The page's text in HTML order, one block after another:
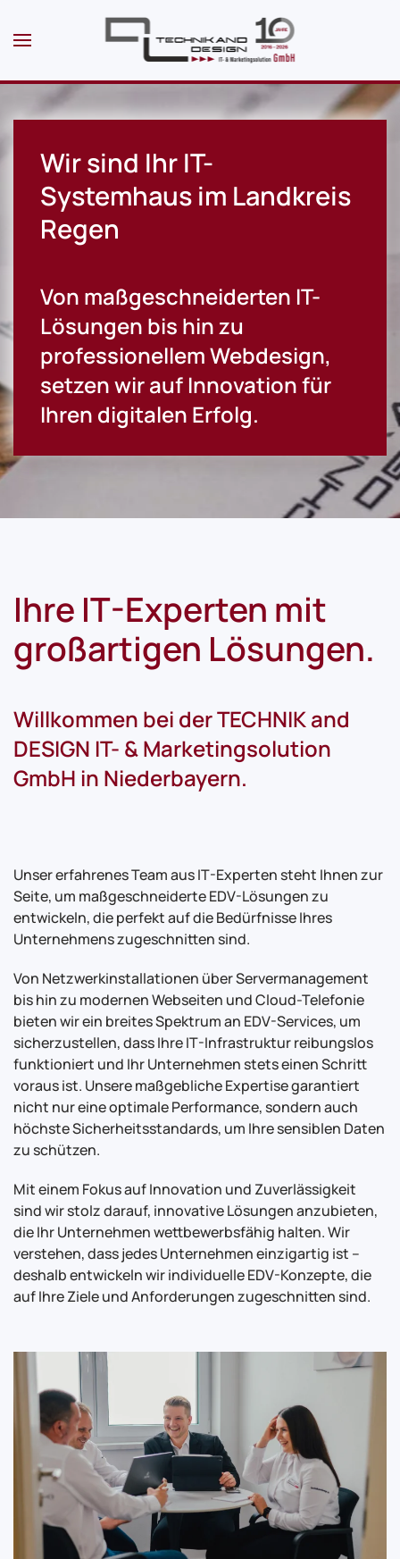
Skip to main content
Wir sind Ihr IT-
Systemhaus im Landkreis
Regen
Von maßgeschneiderten IT-
Lösungen bis hin zu
professionellem Webdesign,
setzen wir auf Innovation für
Ihren digitalen Erfolg.
Ihre IT-Experten mit
großartigen Lösungen.
Willkommen bei derTECHNIK and
DESIGN IT- & Marketingsolution
GmbH in Niederbayern.
Unser erfahrenes Team aus IT-Experten steht Ihnen zur
Seite, um maßgeschneiderte EDV-Lösungen zu
entwickeln, die perfekt auf die Bedürfnisse Ihres
Unternehmens zugeschnitten sind.
Von Netzwerkinstallationen über Servermanagement
bis hin zu modernen Webseiten und Cloud-Telefonie
bieten wir ein breites Spektrum an EDV-Services, um
sicherzustellen, dass Ihre IT-Infrastruktur reibungslos
funktioniert und Ihr Unternehmen stets einen Schritt
voraus ist. Unsere maßgebliche Expertise garantiert
nicht nur eine optimale Performance, sondern auch
höchste Sicherheitsstandards, um Ihre sensiblen Daten
zu schützen.
Mit einem Fokus auf Innovation und Zuverlässigkeit
sind wir stolz darauf, innovative Lösungen anzubieten,
die Ihr Unternehmen wettbewerbsfähig halten. Wir
verstehen, dass jedes Unternehmen einzigartig ist –
deshalb entwickeln wir individuelle EDV-Konzepte, die
auf Ihre Ziele und Anforderungen zugeschnitten sind.